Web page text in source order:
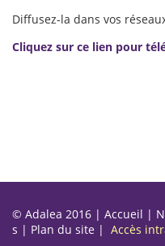
Diffusez-la dans vos
Cliquez sur ce lien pour
© Adalea 2016 | Accueil |
s | Plan du site | Accès